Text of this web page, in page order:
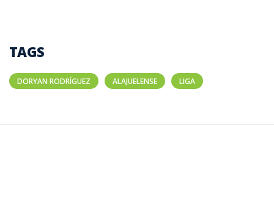
TAGS
DORYAN RODRÍGUEZ ALAJUELENSE LIGA